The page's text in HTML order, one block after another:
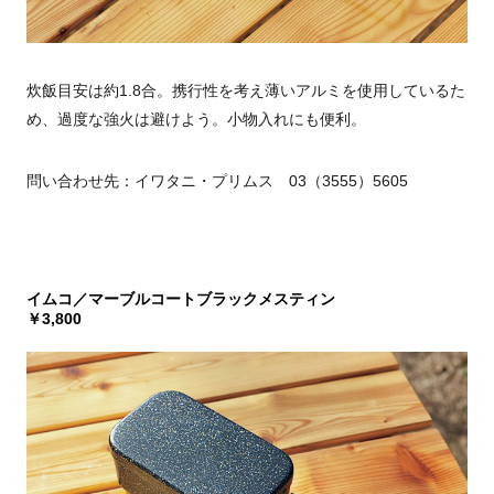
炊飯目安は約1.8合。携行性を考え薄いアルミを使用しているた
め、過度な強火は避けよう。小物入れにも便利。
問い合わせ先：イワタニ・プリムス 03（3555）5605
イムコ／マーブルコートブラックメスティン
￥3,800